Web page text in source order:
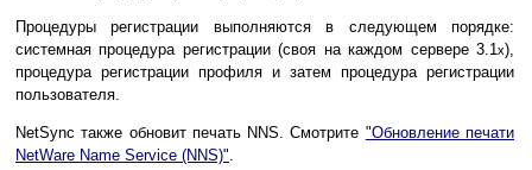
Процедуры регистрации выполняются в следующем порядке:
системная процедура регистрации (своя на каждом сервере 3.1x),
процедура регистрации профиля и затем процедура регистрации
пользователя.
NetSync также обновит печать NNS. Смотрите "Обновление печати
NetWare Name Service (NNS)".